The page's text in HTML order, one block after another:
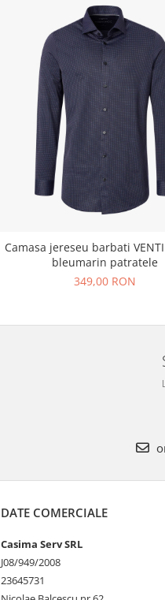
Camasa jereseu barbati
bleumarin patratele
349,00 RON
DATE COMERCIALE
Casima Serv SRL
J08/949/2008
23645731